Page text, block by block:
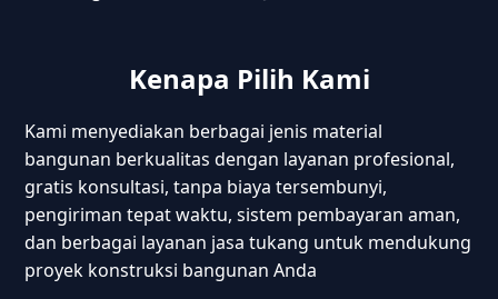
Kenapa Pilih Kami
Kami menyediakan berbagai jenis material
bangunan berkualitas dengan layanan profesional,
gratis konsultasi, tanpa biaya tersembunyi,
pengiriman tepat waktu, sistem pembayaran aman,
dan berbagai layanan jasa tukang untuk mendukung
proyek konstruksi bangunan Anda